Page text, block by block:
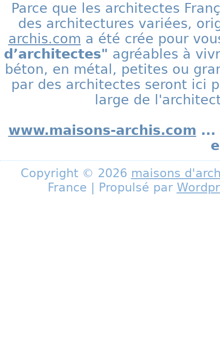
Parce que les architectes
des architectures variées,
archis.com a été crée pour
d’architectes" agréables à
béton, en métal, petites ou
par des architectes seront ici
large de
www.maisons-archis.com ...
Copyright © 2026 maisons
France | Propulsé par